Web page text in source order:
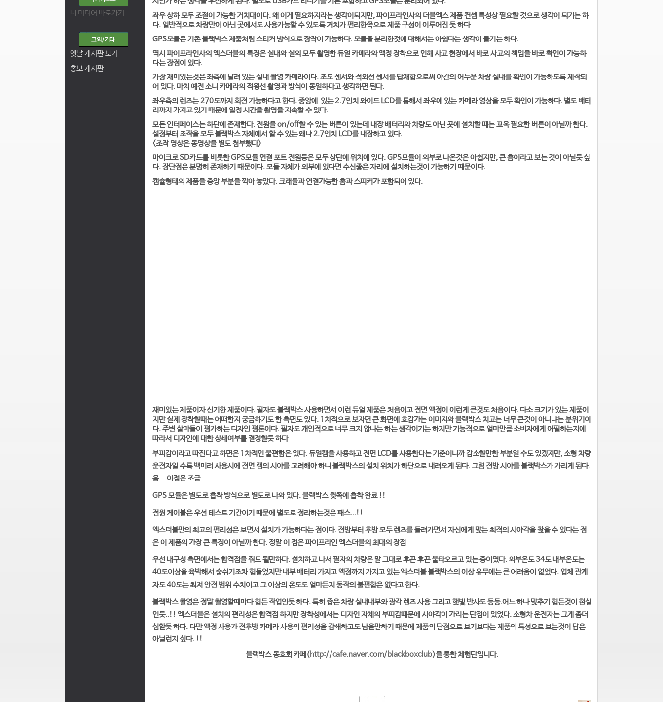
내 미디어 바로가기
옛날 게시판 보기
홍보 게시판
좌우 상하 모두 조절이 가능한 거치대이다. 왜 이게 필요하지라는 생각이되지만, 파이프라인사의 더블엑스 제품 컨셉 특성상 필요할 것으로 생각이 되기는 하
다. 일반적으로 차량만이 아닌 곳에서도 사용가능할 수 있도록 거치가 편리한쪽으로 제품 구성이 이루어진 듯 하다
GPS모듈은 기존 블랙박스 제품처럼 스티커 방식으로 장착이 가능하다. 모듈을 분리한것에 대해서는 아쉽다는 생각이 들기는 하다.
역시 파이프라인사의 엑스더블의 특징은 실내와 실외 모두 촬영한 듀얼 카메라와 액정 장착으로 인해 사고 현장에서 바로 사고의 책임을 바로 확인이 가능하
다는 장점이 있다.
가장 재미있는것은 좌측에 달려 있는 실내 촬영 카메라이다. 조도 센서와 적외선 센서를 탑재함으로써 야간의 어두운 차량 실내를 확인이 가능하도록 제작되
어 있다. 마치 예전 소니 카메라의 적욍선 촬영과 방식이 동일하다고 생각하면 된다.
좌우측의 렌즈는 270도까지 회전 가능하다고 한다. 중앙에 있는 2.7인치 와이드 LCD를 통해서 좌우에 있는 카메라 영상을 모두 확인이 가능하다. 별도 배터
리까지 가지고 있기 때문에 일정 시간을 촬영을 지속할 수 있다.
모든 인터페이스는 하단에 존재한다. 전원을 on/off할 수 있는 버튼이 있는데 내장 배터리와 차량도 아닌 곳에 설치할 때는 꼬옥 필요한 버튼이 아닐까 한다.
설정부터 조작을 모두 블랙박스 자체에서 할 수 있는 왜냐 2.7인치 LCD를 내장하고 있다.
<조작 영상은 동영상을 별도 첨부했다>
마이크로 SD카드를 비롯한 GPS모듈 연결 포트 전원등은 모두 상단에 위치에 있다. GPS모듈이 외부로 나온것은 아쉽지만, 큰 흠이라고 보는 것이 아닐듯 싶
다. 장단점은 분명히 존재하기 때문이다. 모듈 자체가 외부에 있다면 수신좋은 자리에 설치하는것이 가능하기 때문이다.
캡슐형태의 제품을 중앙 부분을 깍아 놓았다. 크래들과 연결가능한 홈과 스피커가 포함되어 있다.
재미있는 제품이자 신기한 제품이다. 필자도 블랙박스 사용하면서 이런 듀얼 제품은 처음이고 전면 액정이 이런게 큰것도 처음이다. 다소 크기가 있는 제품이
지만 실제 장착할때는 어떠한지 궁금하기도 한 측면도 있다. 1차적으로 보자면 큰 화면에 호감가는 이미지와 블랙박스 치고는 너무 큰것이 아니냐는 분위기이
다. 주변 살마들이 평가하는 디자인 평론이다. 필자도 개인적으로 너무 크지 않나는 하는 생각이기는 하지만 기능적으로 얼마만큼 소비자에게 어필하는지에
따라서 디자인에 대한 상쇄여부를 결정할듯 하다
부피감이라고 따진다고 하면은 1차적인 불편함은 있다. 듀얼캠을 사용하고 전면 LCD를 사용한다는 기준이니까 감소할만한 부분일 수도 있겠지만, 소형 차량
운전자일 수록 백미러 사용시에 전면 캠의 시야를 고려해야 하니 블랙박스의 설치 위치가 하단으로 내려오게 된다. 그럼 전방 시야를 블랙박스가 가리게 된다.
음....이점은 조금
GPS 모듈은 별도로 흡착 방식으로 별도로 나와 있다. 블랙박스 윗쪽에 흡착 완료 !!
전원 케이블은 우선 테스트 기간이기 때문에 별도로 정리하는것은 패스...!!
엑스더블만의 최고의 편리성은 보면서 설치가 가능하다는 점이다. 전방부터 후방 모두 렌즈를 돌려가면서 자신에게 맞는 최적의 시야각을 찾을 수 있다는 점
은 이 제품의 가장 큰 특징이 아닐까 한다. 정말 이 점은 파이프라인 엑스더블의 최대의 장점
우선 내구성 측면에서는 합격점을 줘도 될만하다. 설치하고 나서 필자의 차량은 말 그대로 후끈 후끈 불타오르고 있는 중이였다. 외부온도 34도 내부온도는
40도이상을 육박해서 숨쉬기조차 힘들었지만 내부 배터리 가지고 액정까지 가지고 있는 엑스더블 블랙박스의 이상 유무에는 큰 어려움이 없었다. 업체 관계
자도 40도는 최저 안전 범위 수치이고 그 이상의 온도도 얼마든지 동작의 불편함은 없다고 한다.
블랙박스 촬영은 정말 촬영할때마다 힘든 작업인듯 하다. 특히 좁은 차량 실내내부와 광각 렌즈 사용 그리고 햇빛 반사도 등등.어느 하나 맞추기 힘든것이 현실
인듯..!! 엑스더블은 설치의 편리성은 합격점 하지만 장착성에서는 디자인 자체의 부피감때문에 시야각이 가리는 단점이 있었다. 소형차 운전자는 그게 좀더
심할듯 하다. 다만 액정 사용가 전후방 카메라 사용의 편리성을 감쇄하고도 남을만하기 때문에 제품의 단점으로 보기보다는 제품의 특성으로 보는것이 답은
아닐런지 싶다. !!
블랙박스 동호회 카페(http://cafe.naver.com/blackboxclub)을 통한 체험단입니다.